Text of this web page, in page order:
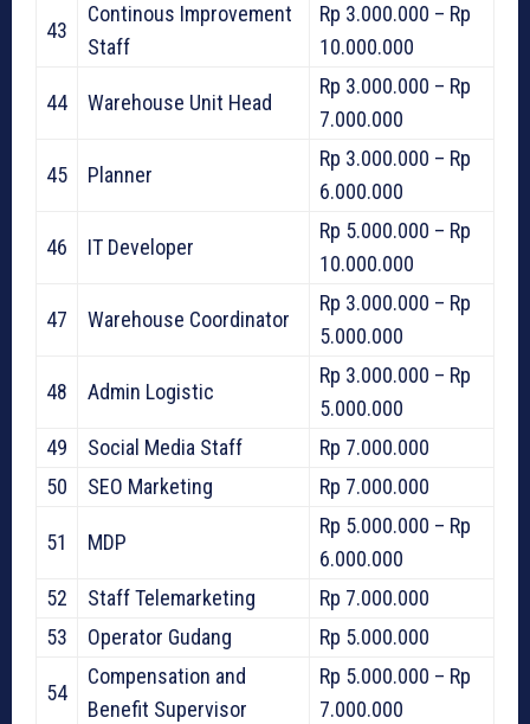
43
Continous Improvement
Staff
Rp 3.000.000 – Rp
10.000.000
44 Warehouse Unit Head
Rp 3.000.000 – Rp
7.000.000
45 Planner
Rp 3.000.000 – Rp
6.000.000
46 IT Developer
Rp 5.000.000 – Rp
10.000.000
47 Warehouse Coordinator
Rp 3.000.000 – Rp
5.000.000
48 Admin Logistic
Rp 3.000.000 – Rp
5.000.000
49
Social Media Staff
Rp 7.000.000
50
SEO Marketing Rp 7.000.000
51 MDP
Rp 5.000.000 – Rp
6.000.000
52
Staff Telemarketing
Rp 7.000.000
53
Operator Gudang Rp 5.000.000
54
Compensation and
Benefit Supervisor
Rp 5.000.000 – Rp
7.000.000